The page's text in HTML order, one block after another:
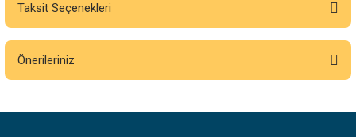
Bu ürüne ilk yorumu siz yapın!
Taksit Seçenekleri
Önerileriniz